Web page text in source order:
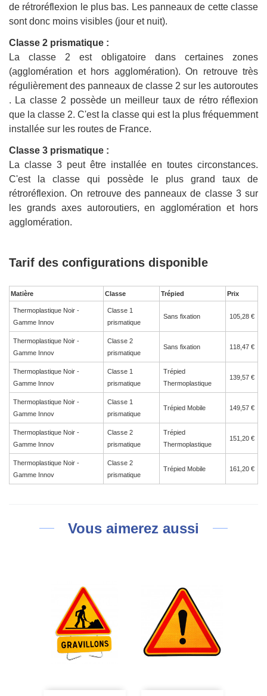
de rétroréflexion le plus bas. Les panneaux de cette classe
sont donc moins visibles (jour et nuit).
Classe 2 prismatique :
La classe 2 est obligatoire dans certaines zones
(agglomération et hors agglomération). On retrouve très
régulièrement des panneaux de classe 2 sur les autoroutes
. La classe 2 possède un meilleur taux de rétro réflexion
que la classe 2. C'est la classe qui est la plus fréquemment
installée sur les routes de France.
Classe 3 prismatique :
La classe 3 peut être installée en toutes circonstances.
C'est la classe qui possède le plus grand taux de
rétroréflexion. On retrouve des panneaux de classe 3 sur
les grands axes autoroutiers, en agglomération et hors
agglomération.
Tarif des configurations disponible
Matière Classe Trépied Prix
Thermoplastique Noir -
Gamme Innov
Classe 1
prismatique
Sans fixation 105,28 €
Thermoplastique Noir -
Gamme Innov
Classe 2
prismatique
Sans fixation 118,47 €
Thermoplastique Noir -
Gamme Innov
Classe 1
prismatique
Trépied
Thermoplastique
139,57 €
Thermoplastique Noir -
Gamme Innov
Classe 1
prismatique
Trépied Mobile 149,57 €
Thermoplastique Noir -
Gamme Innov
Classe 2
prismatique
Trépied
Thermoplastique
151,20 €
Thermoplastique Noir -
Gamme Innov
Classe 2
prismatique
Trépied Mobile 161,20 €
Vous aimerez aussi